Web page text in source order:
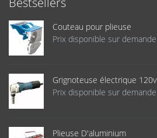
Couteau pour plieuse
Prix disponible sur demande
Grignoteuse électrique 120v
Prix disponible sur demande
Plieuse D'aluminium